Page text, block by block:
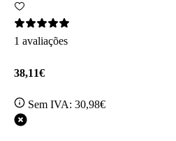
1 avaliações
38,11€
Sem IVA: 30,98€